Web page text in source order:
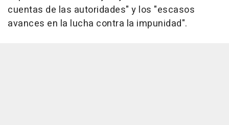
cuentas de las autoridades" y los "escasos
avances en la lucha contra la impunidad".